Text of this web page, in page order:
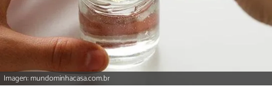
Imagen: mundominhacasa.com.br